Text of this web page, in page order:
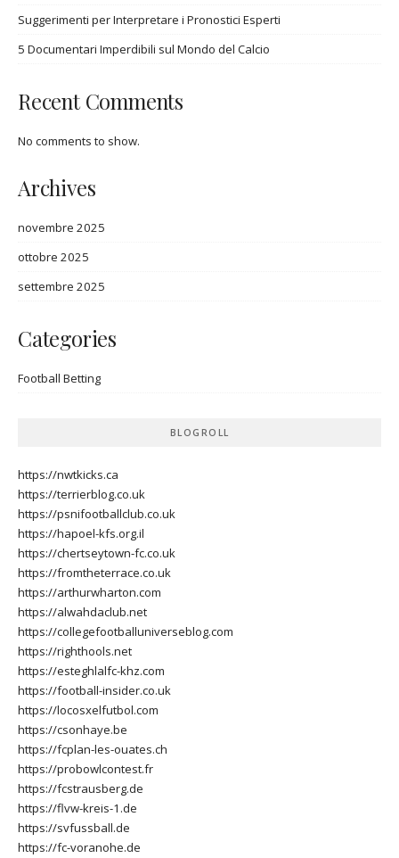
Suggerimenti per Interpretare i Pronostici Esperti
5 Documentari Imperdibili sul Mondo del Calcio
Recent Comments
No comments to show.
Archives
novembre 2025
ottobre 2025
settembre 2025
Categories
Football Betting
BLOGROLL
https://nwtkicks.ca
https://terrierblog.co.uk
https://psnifootballclub.co.uk
https://hapoel-kfs.org.il
https://chertseytown-fc.co.uk
https://fromtheterrace.co.uk
https://arthurwharton.com
https://alwahdaclub.net
https://collegefootballuniverseblog.com
https://righthools.net
https://esteghlalfc-khz.com
https://football-insider.co.uk
https://locosxelfutbol.com
https://csonhaye.be
https://fcplan-les-ouates.ch
https://probowlcontest.fr
https://fcstrausberg.de
https://flvw-kreis-1.de
https://svfussball.de
https://fc-voranohe.de